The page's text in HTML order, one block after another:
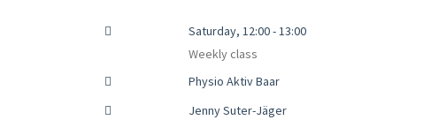
Saturday, 12:00 - 13:00
Weekly class
Physio Aktiv Baar
Jenny Suter-Jäger